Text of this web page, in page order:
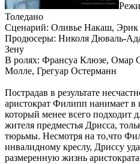
Толедано
Сценарий: Оливье Накаш, Эрик
Продюсеры: Николя Дюваль-
Зену
В ролях: Франсуа Клюзе, Омар
Молле, Грегуар Остерманн
Пострадав в результате
аристократ Филипп нанимает
который менее всего подходит
жителя предместья Дрисса,
тюрьмы. Несмотря на то,что
инвалидному креслу, Дриссу
размеренную жизнь